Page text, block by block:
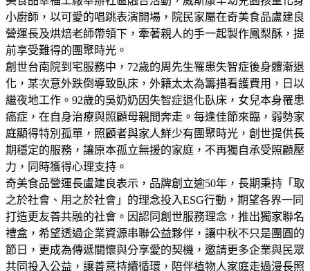
小廚師，以可愛的唱跳表演開場，院民家屬在奇美食品盧建良
營運長及烘焙老師帶領下，牽著親人的手一起製作鳳梨酥，提
前享受難得的團聚時光。
創世台南院到宅服務中，72歲的周先生罹患失智症後身體漸退
化，某次意外跌倒導致臥床，外籍太太為籌措看護費用，日以
繼夜地工作。92歲的吳奶奶因失智症退化臥床，女兒本身罹患
癌症，在自身治療與照顧母親間奔走。每逢佳節來臨，弱勢家
庭顯得特別孤單，照顧者與家人鮮少有團聚時光，創世提供長
期穩定的服務，讓原本孤立無援的家庭，不再獨自承受照顧壓
力，同時獲得心理支持。
奇美食品營運長盧建良表示，品牌創立逾50年，長期秉持「取
之於社會、用之於社會」的理念投入ESG行動，期望各界一同
打造更友善共融的社會。因認同創世服務理念，推出獨家聯名
禮盒，希望透過企業資源串聯公益夥伴，讓中秋不只是團圓的
節日，更成為傳遞關懷與分享愛的契機，邀請更多企業與民眾
共同投入公益，讓善意持續循環，陪伴植物人家庭走過漫長照